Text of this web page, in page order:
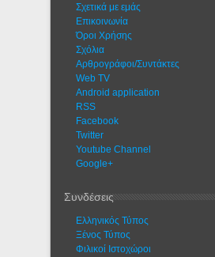
Σχετικά με εμάς
Eπικοινωνία
Όροι Χρήσης
Σχόλια
Αρθρογράφοι/Συντάκτες
Web TV
Android application
RSS
Facebook
Twitter
Youtube Channel
Google+
Συνδέσεις
Ελληνικός Τύπος
Ξένος Τύπος
Φιλικοί Ιστοχώροι